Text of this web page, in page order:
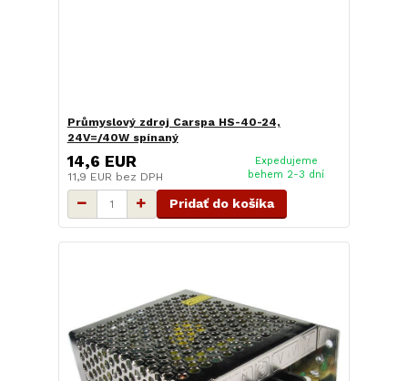
Průmyslový zdroj Carspa HS-40-24,
24V=/40W spínaný
14,6 EUR
11,9 EUR bez DPH
Expedujeme
behem 2-3 dní
Pridať do košíka